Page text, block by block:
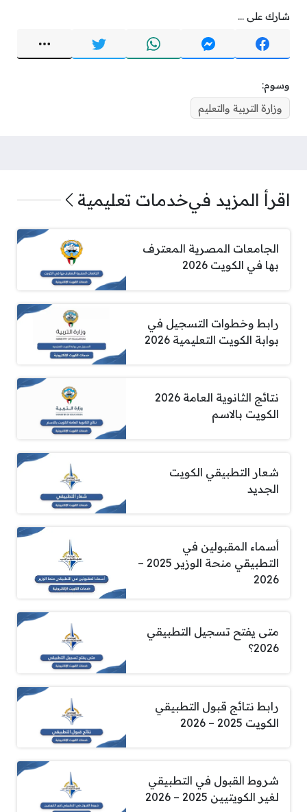
شارك على ...
وسوم:
وزارة التربية والتعليم
اقرأ المزيد فيخدمات تعليمية
الجامعات المصرية المعترف
بها في الكويت 2026
رابط وخطوات التسجيل في
بوابة الكويت التعليمية 2026
نتائج الثانوية العامة 2026
الكويت بالاسم
شعار التطبيقي الكويت
الجديد
أسماء المقبولين في
التطبيقي منحة الوزير 2025 –
2026
متى يفتح تسجيل التطبيقي
2026؟
رابط نتائج قبول التطبيقي
الكويت 2025 – 2026
شروط القبول في التطبيقي
لغير الكويتيين 2025 – 2026